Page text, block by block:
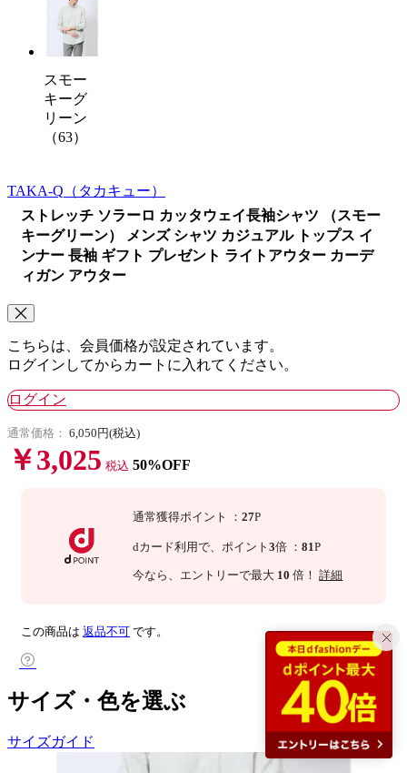
スモー
キーグ
リーン
（63）
TAKA-Q （タカキュー）
ストレッチ ソラーロ カッタウェイ長袖シャツ （スモー
キーグリーン） メンズ シャツ カジュアル トップス イ
ンナー 長袖 ギフト プレゼント ライトアウター カーデ
ィガン アウター
こちらは、会員価格が設定されています。
ログインしてからカートに入れてください。
ログイン
通常価格： 6,050円(税込)
￥3,025 税込 50%OFF
通常獲得ポイント ：27P
dカード利用で、 ポイント3倍 ：81P
今なら 、エントリーで最大 10 倍！詳細
この商品は 返品不可 です。
サイズ・色を選ぶ
サイズガイド